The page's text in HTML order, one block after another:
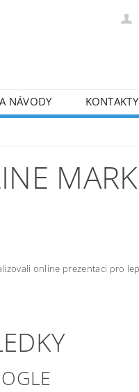
NÁVODY KONTAKTY
online prezentaci pro